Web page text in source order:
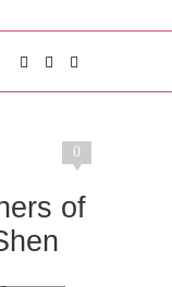
0
of